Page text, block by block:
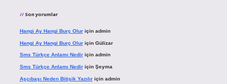
Son yorumlar
Hangi Ay Hangi Burç Oluriçin admin
Hangi Ay Hangi Burç Oluriçin Gülizar
Sms Türkçe Anlamı Nediriçin admin
Sms Türkçe Anlamı Nediriçin Şeyma
Aşçıbaşı Neden Bitişik Yazılıriçin admin